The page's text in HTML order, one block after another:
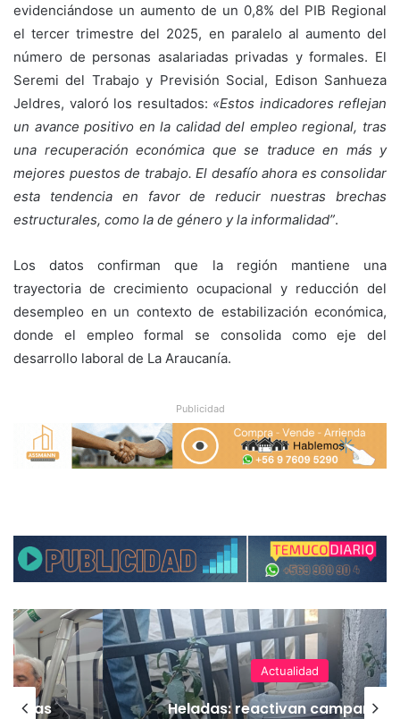
evidenciándose un aumento de un 0,8% del PIB Regional
el tercer trimestre del 2025, en paralelo al aumento del
número de personas asalariadas privadas y formales. El
Seremi del Trabajo y Previsión Social, Edison Sanhueza
Jeldres, valoró los resultados: «Estos indicadores reflejan
un avance positivo en la calidad del empleo regional, tras
una recuperación económica que se traduce en más y
mejores puestos de trabajo. El desafío ahora es consolidar
esta tendencia en favor de reducir nuestras brechas
estructurales, como la de género y la informalidad”.
Los datos confirman que la región mantiene una
trayectoria de crecimiento ocupacional y reducción del
desempleo en un contexto de estabilización económica,
donde el empleo formal se consolida como eje del
desarrollo laboral de La Araucanía.
Publicidad
vías
Actualidad
Heladas: reactivan campaña